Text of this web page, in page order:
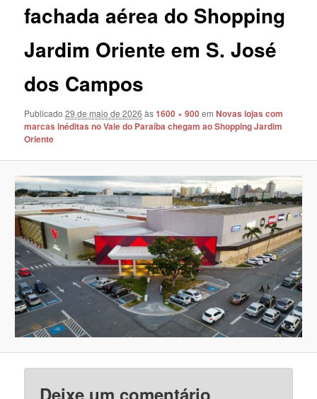
fachada aérea do Shopping
Jardim Oriente em S. José
dos Campos
Publicado29 de maio de 2026 às1600 × 900emNovas lojas com
marcas inéditas no Vale do Paraíba chegam ao Shopping Jardim
Oriente